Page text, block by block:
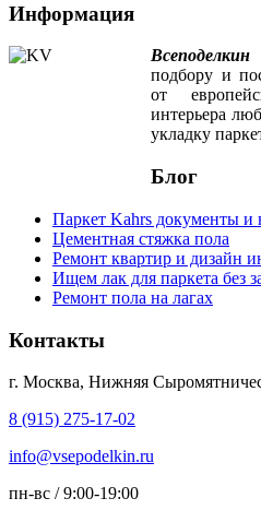
Информация
Всеподелкин
подбору и
от
интерьера
укладку
Блог
Паркет Kahrs документы
Цементная стяжка пола
Ремонт квартир и дизайн
Ищем лак для паркета без
Ремонт пола на лагах
Контакты
г. Москва, Нижняя
8 (915) 275-17-02
info@vsepodelkin.ru
пн-вс / 9:00-19:00